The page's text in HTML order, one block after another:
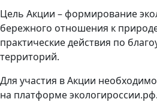
Цель Акции – формирование
бережного отношения к
практические действия по
территорий.
Для участия в Акции
на платформе экологироссии.рф.